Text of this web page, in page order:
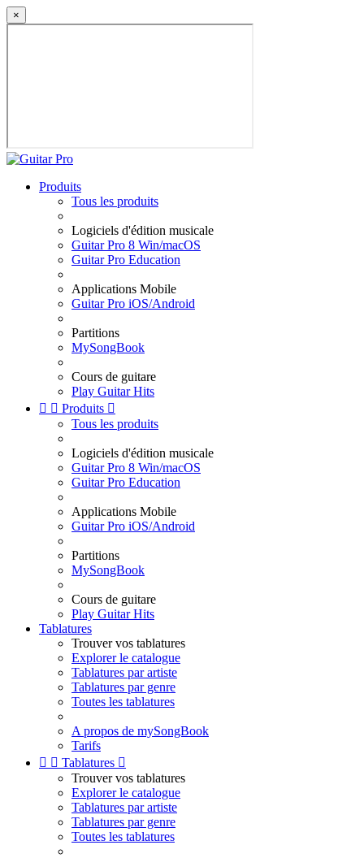
×
Produits
Tous les produits
Logiciels d'édition musicale
Guitar Pro 8 Win/macOS
Guitar Pro Education
Applications Mobile
Guitar Pro iOS/Android
Partitions
MySongBook
Cours de guitare
Play Guitar Hits
  Produits 
Tous les produits
Logiciels d'édition musicale
Guitar Pro 8 Win/macOS
Guitar Pro Education
Applications Mobile
Guitar Pro iOS/Android
Partitions
MySongBook
Cours de guitare
Play Guitar Hits
Tablatures
Trouver vos tablatures
Explorer le catalogue
Tablatures par artiste
Tablatures par genre
Toutes les tablatures
A propos de mySongBook
Tarifs
  Tablatures 
Trouver vos tablatures
Explorer le catalogue
Tablatures par artiste
Tablatures par genre
Toutes les tablatures